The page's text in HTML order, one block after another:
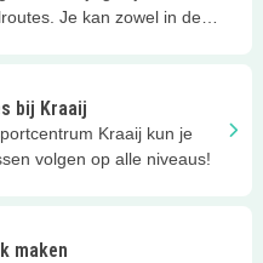
Je kan zowel in de
bij Kraaij
Kraaij kun je
volgen op alle niveaus!
maken